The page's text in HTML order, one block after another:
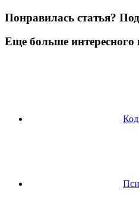
Понравилась статья?
Еще больше интересного